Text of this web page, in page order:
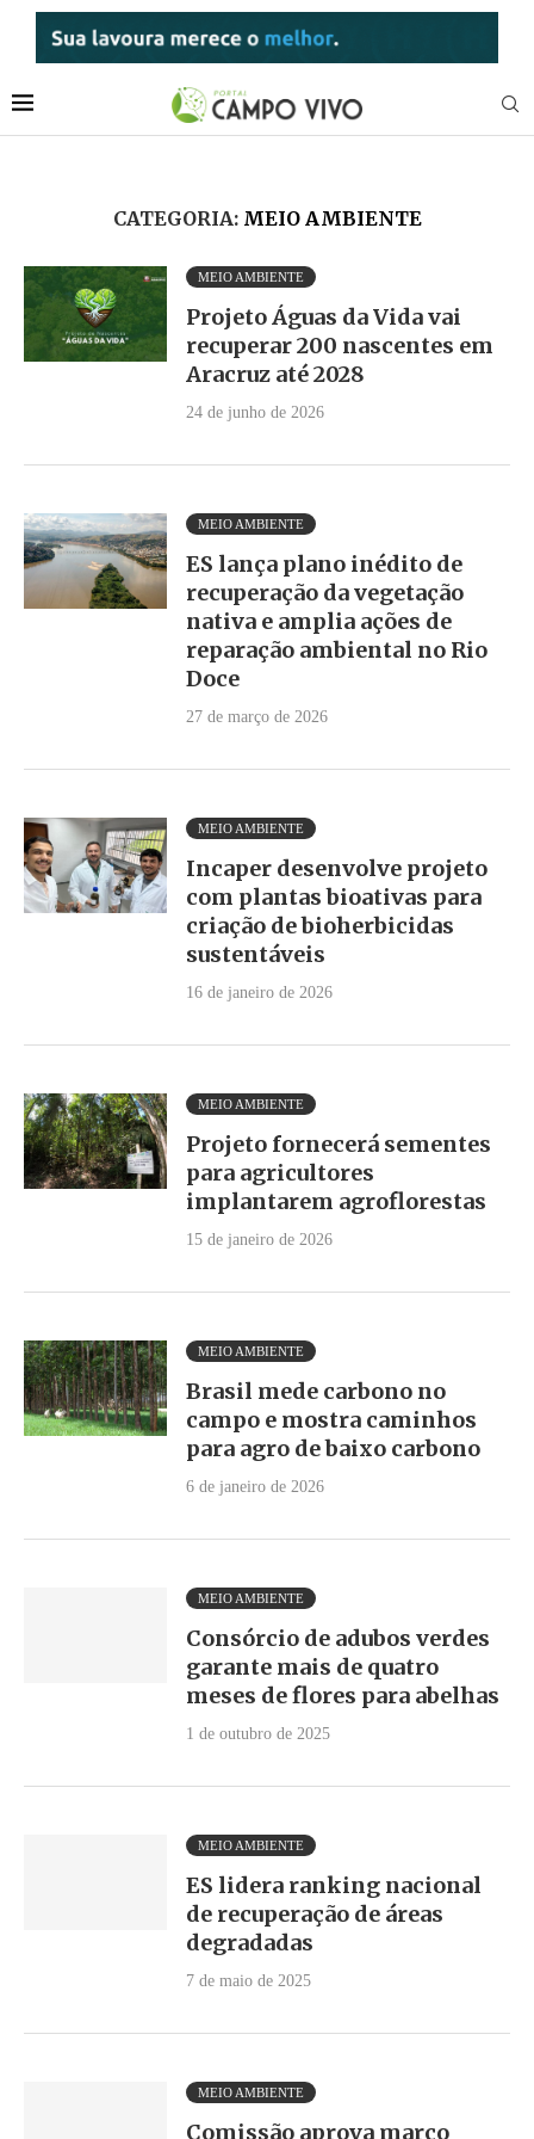
CATEGORIA: MEIO AMBIENTE
MEIO AMBIENTE
Projeto Águas da Vida vai
recuperar 200 nascentes em
Aracruz até 2028
24 de junho de 2026
MEIO AMBIENTE
ES lança plano inédito de
recuperação da vegetação
nativa e amplia ações de
reparação ambiental no Rio
Doce
27 de março de 2026
MEIO AMBIENTE
Incaper desenvolve projeto
com plantas bioativas para
criação de bioherbicidas
sustentáveis
16 de janeiro de 2026
MEIO AMBIENTE
Projeto fornecerá sementes
para agricultores
implantarem agroflorestas
15 de janeiro de 2026
MEIO AMBIENTE
Brasil mede carbono no
campo e mostra caminhos
para agro de baixo carbono
6 de janeiro de 2026
MEIO AMBIENTE
Consórcio de adubos verdes
garante mais de quatro
meses de flores para abelhas
1 de outubro de 2025
MEIO AMBIENTE
ES lidera ranking nacional
de recuperação de áreas
degradadas
7 de maio de 2025
MEIO AMBIENTE
Comissão aprova marco